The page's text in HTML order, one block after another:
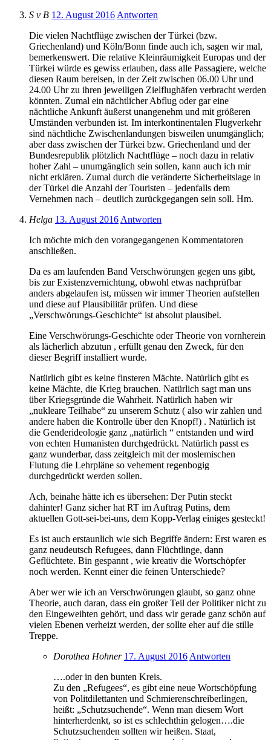
S v B 12. August 2016 Antworten
Die vielen Nachtflüge zwischen der Türkei (bzw.
Griechenland) und Köln/Bonn finde auch ich, sagen wir mal,
bemerkenswert. Die relative Kleinräumigkeit Europas und der
Türkei würde es gewiss erlauben, dass alle Passagiere, welche
diesen Raum bereisen, in der Zeit zwischen 06.00 Uhr und
24.00 Uhr zu ihren jeweiligen Zielflughäfen verbracht werden
könnten. Zumal ein nächtlicher Abflug oder gar eine
nächtliche Ankunft äußerst unangenehm und mit größeren
Umständen verbunden ist. Im interkontinentalen Flugverkehr
sind nächtliche Zwischenlandungen bisweilen unumgänglich;
aber dass zwischen der Türkei bzw. Griechenland und der
Bundesrepublik plötzlich Nachtflüge – noch dazu in relativ
hoher Zahl – unumgänglich sein sollen, kann auch ich mir
nicht erklären. Zumal durch die veränderte Sicherheitslage in
der Türkei die Anzahl der Touristen – jedenfalls dem
Vernehmen nach – deutlich zurückgegangen sein soll. Hm.
Helga 13. August 2016 Antworten
Ich möchte mich den vorangegangenen Kommentatoren
anschließen.
Da es am laufenden Band Verschwörungen gegen uns gibt,
bis zur Existenzvernichtung, obwohl etwas nachprüfbar
anders abgelaufen ist, müssen wir immer Theorien aufstellen
und diese auf Plausibilitär prüfen. Und diese
„Verschwörungs-Geschichte“ ist absolut plausibel.
Eine Verschwörungs-Geschichte oder Theorie von vornherein
als lächerlich abzutun , erfüllt genau den Zweck, für den
dieser Begriff installiert wurde.
Natürlich gibt es keine finsteren Mächte. Natürlich gibt es
keine Mächte, die Krieg brauchen. Natürlich sagt man uns
über Kriegsgründe die Wahrheit. Natürlich haben wir
„nukleare Teilhabe“ zu unserem Schutz ( also wir zahlen und
andere haben die Kontrolle über den Knopf!) . Natürlich ist
die Genderideologie ganz „natürlich “ entstanden und wird
von echten Humanisten durchgedrückt. Natürlich passt es
ganz wunderbar, dass zeitgleich mit der moslemischen
Flutung die Lehrpläne so vehement regenbogig
durchgedrückt werden sollen.
Ach, beinahe hätte ich es übersehen: Der Putin steckt
dahinter! Ganz sicher hat RT im Auftrag Putins, dem
aktuellen Gott-sei-bei-uns, dem Kopp-Verlag einiges gesteckt!
Es ist auch erstaunlich wie sich Begriffe ändern: Erst waren es
ganz neudeutsch Refugees, dann Flüchtlinge, dann
Geflüchtete. Bin gespannt , wie kreativ die Wortschöpfer
noch werden. Kennt einer die feinen Unterschiede?
Aber wer wie ich an Verschwörungen glaubt, so ganz ohne
Theorie, auch daran, dass ein großer Teil der Politiker nicht zu
den Eingeweihten gehört, und dass wir gerade ganz schön auf
vielen Ebenen verheizt werden, der sollte eher auf die stille
Treppe.
Dorothea Hohner 17. August 2016 Antworten
….oder in den bunten Kreis.
Zu den „Refugees“, es gibt eine neue Wortschöpfung
von Politdilettanten und Schmierenschreiberlingen,
heißt: „Schutzsuchende“. Wenn man diesem Wort
hinterherdenkt, so ist es schlechthin gelogen….die
Schutzsuchenden sollten wir heißen. Staat,